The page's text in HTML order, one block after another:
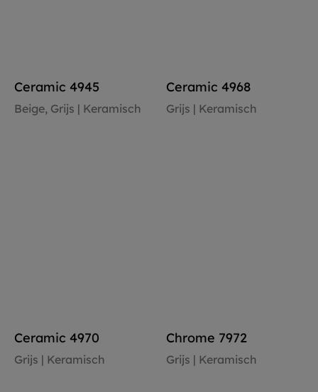
Ceramic 4945
Beige, Grijs | Keramisch
Ceramic 4968
Grijs | Keramisch
Ceramic 4970
Grijs | Keramisch
Chrome 7972
Grijs | Keramisch